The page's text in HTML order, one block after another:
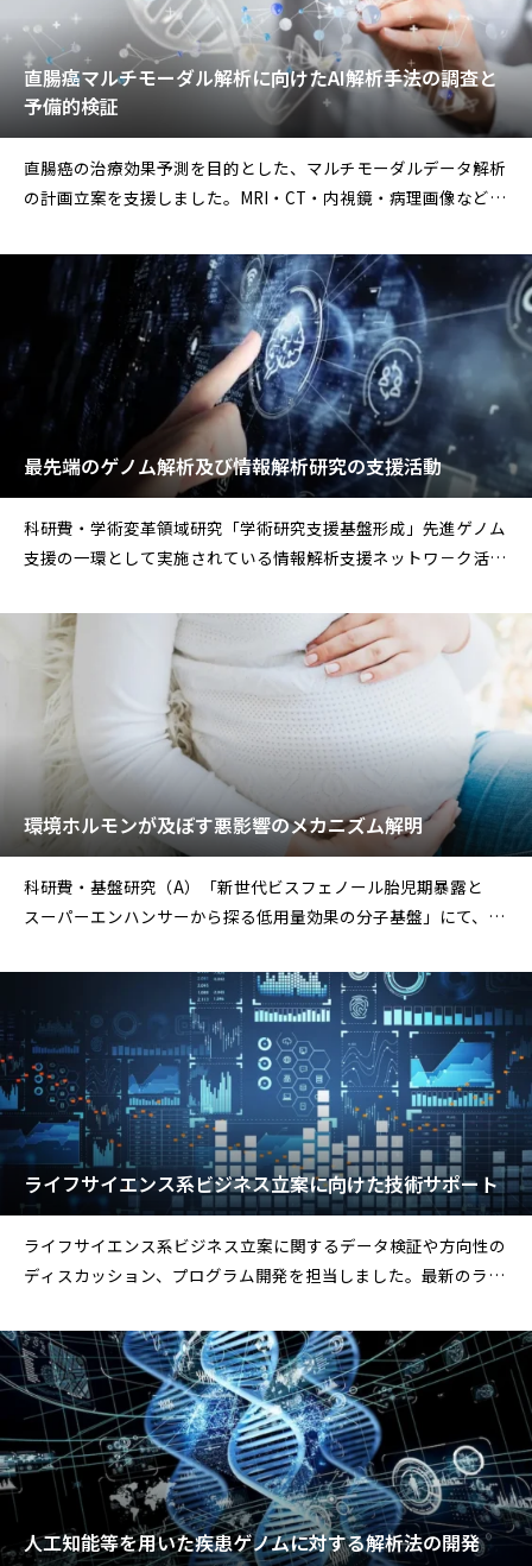
直腸癌マルチモーダル解析に向けたAI解析手法の調査と
予備的検証
直腸癌の治療効果予測を目的とした、マルチモーダルデータ解析
の計画立案を支援しました。MRI・CT・内視鏡・病理画像などの
最先端のゲノム解析及び情報解析研究の支援活動
科研費・学術変革領域研究「学術研究支援基盤形成」先進ゲノム
支援の一環として実施されている情報解析支援ネットワ－ク活動
環境ホルモンが及ぼす悪影響のメカニズム解明
科研費・基盤研究（A）「新世代ビスフェノール胎児期暴露と
スーパーエンハンサーから探る低用量効果の分子基盤」にて、最
ライフサイエンス系ビジネス立案に向けた技術サポート
ライフサイエンス系ビジネス立案に関するデータ検証や方向性の
ディスカッション、プログラム開発を担当しました。最新のライ
人工知能等を用いた疾患ゲノムに対する解析法の開発